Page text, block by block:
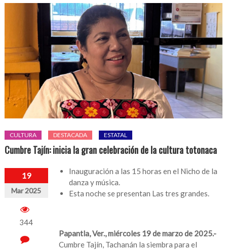
CULTURA DESTACADA ESTATAL
Cumbre Tajín: inicia la gran celebración de la cultura totonaca
19
Mar 2025
344
Inauguración a las 15 horas en el Nicho de la
danza y música.
Esta noche se presentan Las tres grandes.
Papantla, Ver., miércoles 19 de marzo de 2025.-
Cumbre Tajín, Tachanán la siembra para el